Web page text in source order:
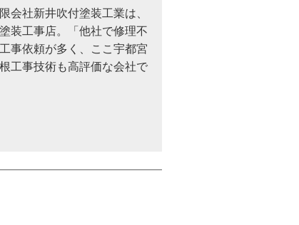
会社新井吹付塗装工業は、
装工事店。「他社で修理不
事依頼が多く、ここ宇都宮
工事技術も高評価な会社で